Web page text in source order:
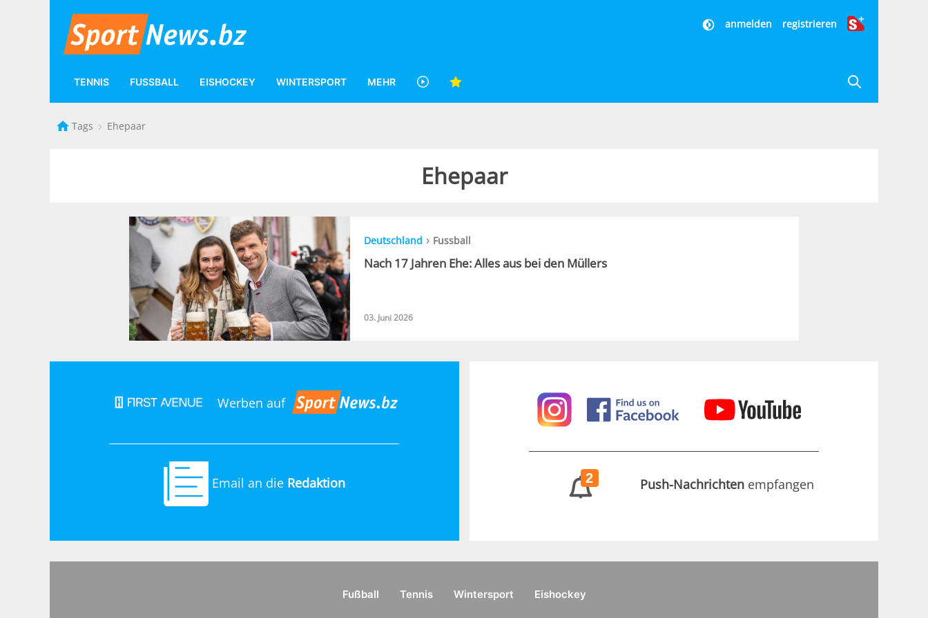
anmelden registrieren
TENNIS FUSSBALL EISHOCKEY WINTERSPORT MEHR
Tags Ehepaar
Ehepaar
Deutschland › Fussball
Nach 17 Jahren Ehe: Alles aus bei den Müllers
03. Juni 2026
Werben auf
Email an die Redaktion 2 Push-Nachrichten empfangen
Fußball Tennis Wintersport Eishockey